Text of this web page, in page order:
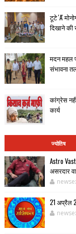
टूटे 'A'
दिखाने की
मदन महल
संभावना
कांग्रेस
कार्य
ज्योतिष
Astro
असरदार
21 अप्रैल